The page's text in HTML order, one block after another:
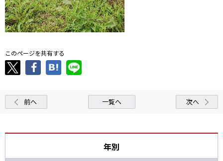
このページを共有する
前へ 一覧へ 次へ
年別